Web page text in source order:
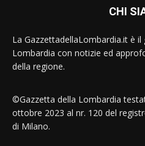
CHI
La GazzettadellaLombardia.it è il
Lombardia con notizie ed
della regione.
©Gazzetta della Lombardia
ottobre 2023 al nr. 120 del
di Milano.